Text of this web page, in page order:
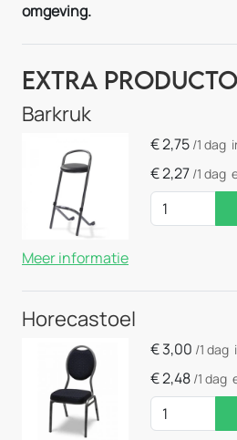
omgeving.
Extra
Barkruk
€2,75 /1 dag
€2,27 /1 dag
Meer informatie
Horecastoel
€3,00 /1 dag
€2,48 /1 dag